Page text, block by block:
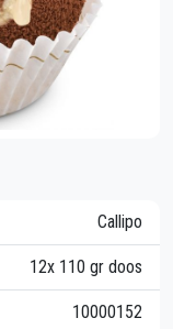
Callipo
12x 110 gr doos
10000152